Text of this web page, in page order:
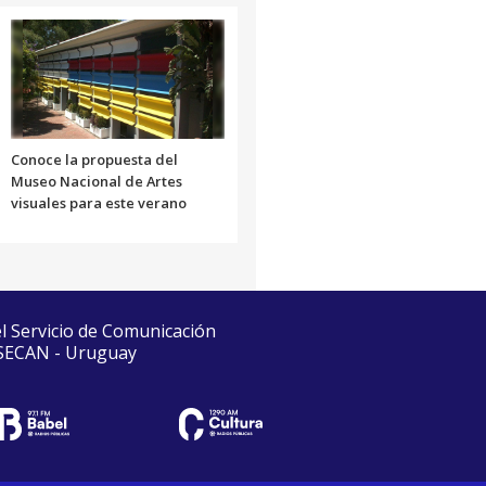
Conoce la propuesta del
Museo Nacional de Artes
visuales para este verano
de Comunicación
- Uruguay